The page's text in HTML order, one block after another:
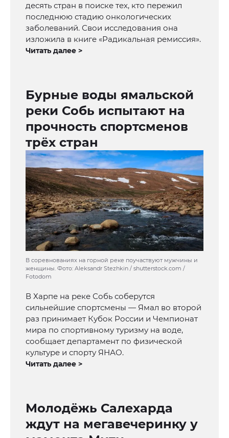
десять стран в поиске тех, кто пережил
последнюю стадию онкологических
заболеваний. Свои исследования она
изложила в книге «Радикальная ремиссия».
Читать далее >
Бурные воды ямальской
реки Собь испытают на
прочность спортсменов
трёх стран
В соревнованиях на горной реке поучаствуют мужчины и
женщины. Фото: Aleksandr Stezhkin / shutterstock.com /
Fotodom
В Харпе на реке Собь соберутся
сильнейшие спортсмены — Ямал во второй
раз принимает Кубок России и Чемпионат
мира по спортивному туризму на воде,
сообщает департамент по физической
культуре и спорту ЯНАО.
Читать далее >
Молодёжь Салехарда
ждут на мегавечеринку у